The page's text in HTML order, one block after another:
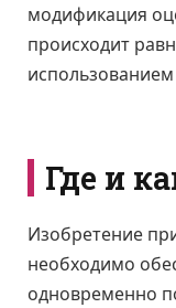
модификация
происходит
использованием
Где и
Изобретение
необходимо
одновременно